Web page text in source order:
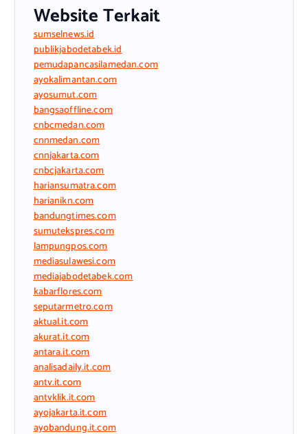
Website Terkait
sumselnews.id
publikjabodetabek.id
pemudapancasilamedan.com
ayokalimantan.com
ayosumut.com
bangsaoffline.com
cnbcmedan.com
cnnmedan.com
cnnjakarta.com
cnbcjakarta.com
hariansumatra.com
harianikn.com
bandungtimes.com
sumutekspres.com
lampungpos.com
mediasulawesi.com
mediajabodetabek.com
kabarflores.com
seputarmetro.com
aktual.it.com
akurat.it.com
antara.it.com
analisadaily.it.com
antv.it.com
antvklik.it.com
ayojakarta.it.com
ayobandung.it.com